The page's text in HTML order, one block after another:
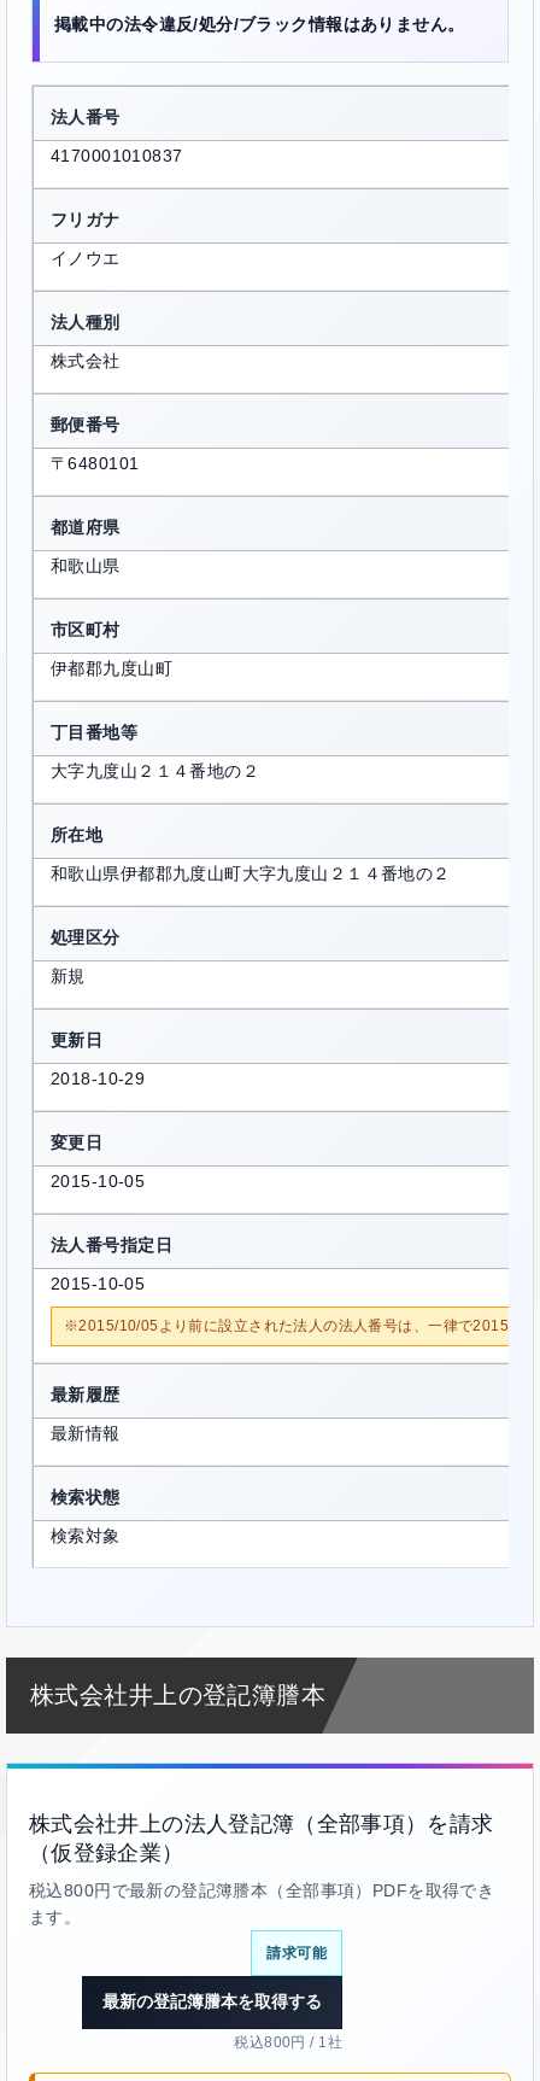
掲載中の法令違反/処分/ブラック情報はありません。
法人番号
4170001010837
フリガナ
イノウエ
法人種別
株式会社
郵便番号
〒6480101
都道府県
和歌山県
市区町村
伊都郡九度山町
丁目番地等
大字九度山２１４番地の２
所在地
和歌山県伊都郡九度山町大字九度山２１４番地の２
処理区分
新規
更新日
2018-10-29
変更日
2015-10-05
法人番号指定日
2015-10-05
※2015/10/05より前に設立された法人の法人番号は、一律で2015/10/
最新履歴
最新情報
検索状態
検索対象
株式会社井上の登記簿謄本
株式会社井上の法人登記簿（全部事項）を請求
（仮登録企業）
税込800円で最新の登記簿謄本（全部事項）PDFを取得でき
ます。
請求可能
最新の登記簿謄本を取得する
税込800円 / 1社